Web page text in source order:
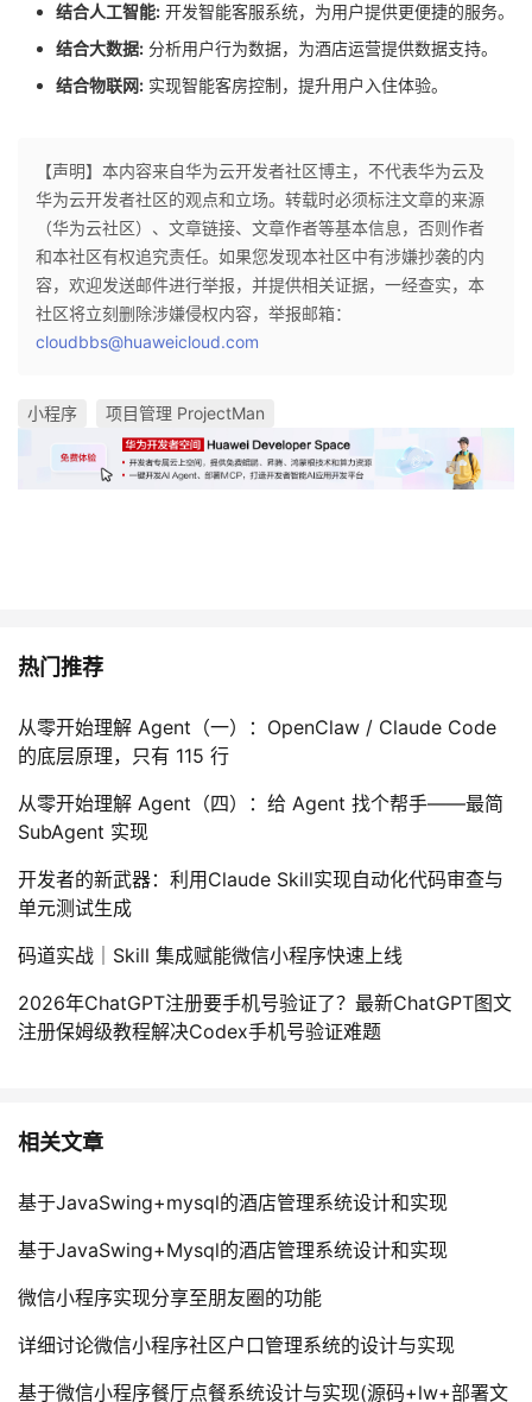
结合人工智能: 开发智能客服系统，为用户提供更便捷的服务。
结合大数据: 分析用户行为数据，为酒店运营提供数据支持。
结合物联网: 实现智能客房控制，提升用户入住体验。
【声明】本内容来自华为云开发者社区博主，不代表华为云及
华为云开发者社区的观点和立场。转载时必须标注文章的来源
（华为云社区）、文章链接、文章作者等基本信息，否则作者
和本社区有权追究责任。如果您发现本社区中有涉嫌抄袭的内
容，欢迎发送邮件进行举报，并提供相关证据，一经查实，本
社区将立刻删除涉嫌侵权内容，举报邮箱：
cloudbbs@huaweicloud.com
小程序 项目管理 ProjectMan
热门推荐
从零开始理解 Agent（一）：OpenClaw / Claude Code
的底层原理，只有 115 行
从零开始理解 Agent（四）：给 Agent 找个帮手——最简
SubAgent 实现
开发者的新武器：利用Claude Skill实现自动化代码审查与
单元测试生成
码道实战｜Skill 集成赋能微信小程序快速上线
2026年ChatGPT注册要手机号验证了？最新ChatGPT图文
注册保姆级教程解决Codex手机号验证难题
相关文章
基于JavaSwing+mysql的酒店管理系统设计和实现
基于JavaSwing+Mysql的酒店管理系统设计和实现
微信小程序实现分享至朋友圈的功能
详细讨论微信小程序社区户口管理系统的设计与实现
基于微信小程序餐厅点餐系统设计与实现(源码+lw+部署文